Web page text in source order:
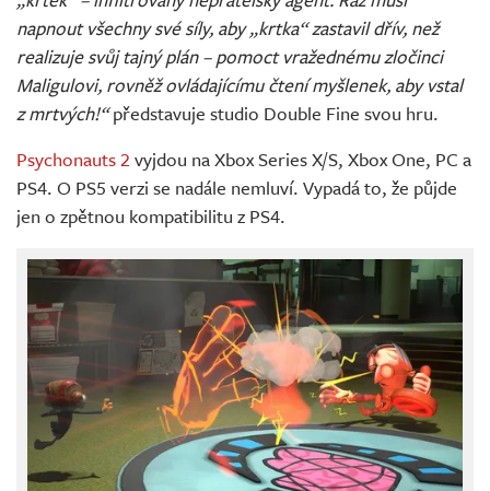
napnout všechny své síly, aby „krtka“ zastavil dřív, než
realizuje svůj tajný plán – pomoct vražednému zločinci
Maligulovi, rovněž ovládajícímu čtení myšlenek, aby vstal
z mrtvých!“představuje studio Double Fine svou hru.
Psychonauts 2 vyjdou na Xbox Series X/S, Xbox One, PC a
PS4. O PS5 verzi se nadále nemluví. Vypadá to, že půjde
jen o zpětnou kompatibilitu z PS4.